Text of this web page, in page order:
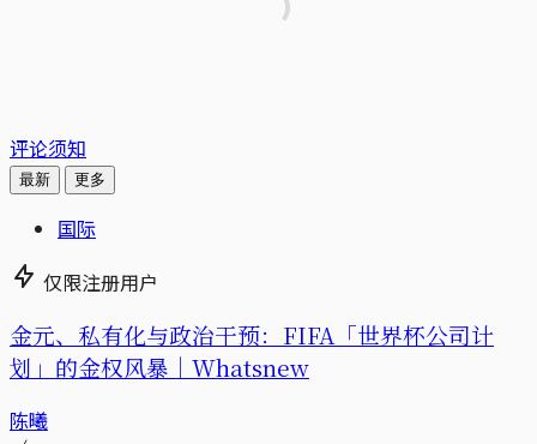
评论须知
最新 更多
国际
仅限注册用户
金元、私有化与政治干预：FIFA「世界杯公司计
划」的金权风暴｜Whatsnew
陈曦